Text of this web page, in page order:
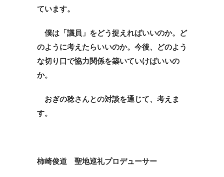
ています。
僕は「議員」をどう捉えればいいのか。ど
のように考えたらいいのか。今後、どのよう
な切り口で協力関係を築いていけばいいの
か。
おぎの稔さんとの対談を通じて、考えま
す。
柿崎俊道 聖地巡礼プロデューサー